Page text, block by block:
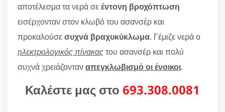
αποτέλεσμα τα νερά σεέντονη βροχόπτωση
εισέρχονταν στον κλωβό του ασανσέρ και
προκαλούσεσυχνά βραχυκύκλωμα. Γέμιζε νερά ο
ηλεκτρολογικός πίνακαςτου ασανσέρ και πολύ
συχνά χρειάζονταναπεγκλωβισμό οι ένοικοι.
Καλέστε μας στο 693.308.0081